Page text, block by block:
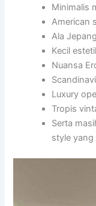
Minimalis
American
Ala
Kecil
Nuansa
Luxury
Tropis
Serta
style yang